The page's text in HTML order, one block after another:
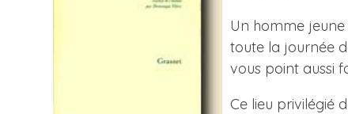
Un homme
toute la journée
vous point aussi
Ce lieu privilégié